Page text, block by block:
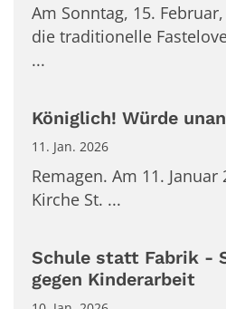
Am Sonntag, 15.
die traditionelle
...
Königlich! Würde
11. Jan. 2026
Remagen. Am 11.
Kirche St. ...
Schule statt Fabrik -
gegen Kinderarbeit